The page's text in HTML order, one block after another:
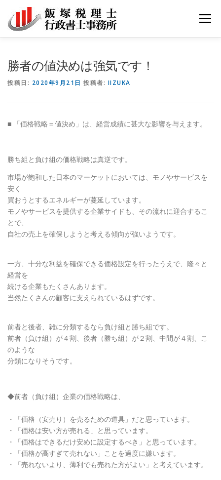
ン
メニュ
勝者の値決めは強気です！
投稿日: 2020年9月21日 投稿者: IIZUKA
■ 「価格戦略＝値決め」は、経営成績に甚大な影響を与えます。
勝ち組と負け組の価格戦略は真逆です。
市場が飽和した日本のマーケットにおいては、モノやサービスを
安く
買おうとするエネルギーが蔓延しています。
モノやサービスを提供する企業サイドも、その流れに迎合するこ
とで、
自社の売上を確保しようと考える傾向が強いようです。
一方、十分な利益を確保できる価格設定を行ったうえで、隆々と
経営を
続ける企業もたくさんあります。
当然たくさんの顧客に支えられているはずです。
前者と後者、雑に分類するなら負け組と勝ち組です。
前者（負け組）が４割、後者（勝ち組）が２割、中間が４割、こ
のような
分類になりそうです。
◆前者（負け組）企業の価格戦略は、
・「価格（安売り）を売るための道具」だと思っています。
・「価格は安い方が売れる」と思っています。
・「価格はできるだけ安めに設定するべき」と思っています。
・「価格が高すぎて売れない」ことを過度に嫌います。
・「売れないより、薄利でも売れた方がよい」と考えています。